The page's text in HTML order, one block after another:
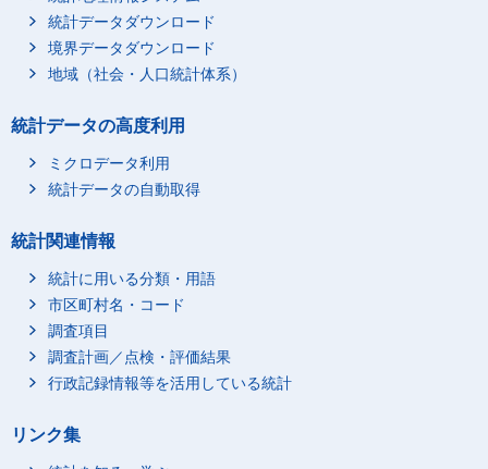
統計データダウンロード
境界データダウンロード
地域（社会・人口統計体系）
統計データの高度利用
ミクロデータ利用
統計データの自動取得
統計関連情報
統計に用いる分類・用語
市区町村名・コード
調査項目
調査計画／点検・評価結果
行政記録情報等を活用している統計
リンク集